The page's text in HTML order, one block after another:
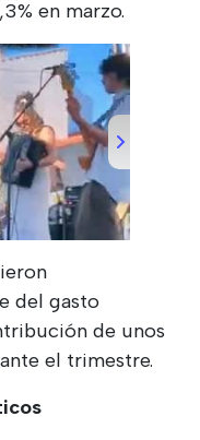
en marzo.
del gasto
de unos
el trimestre.